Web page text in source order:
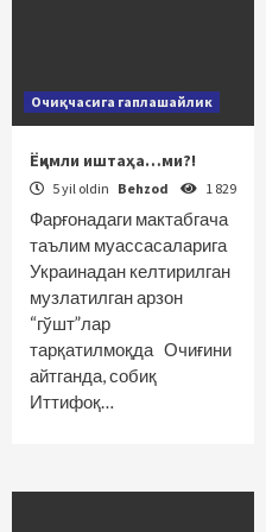
Очиқчасига гаплашайлик
Ёқимли иштаҳа…ми?!
5 yil oldin Behzod 1 829
Фарғонадаги мактабгача
таълим муассасаларига
Украинадан келтирилган
музлатилган арзон
“гўшт”лар
тарқатилмоқда Очиғини
айтганда, собиқ
Иттифоқ…